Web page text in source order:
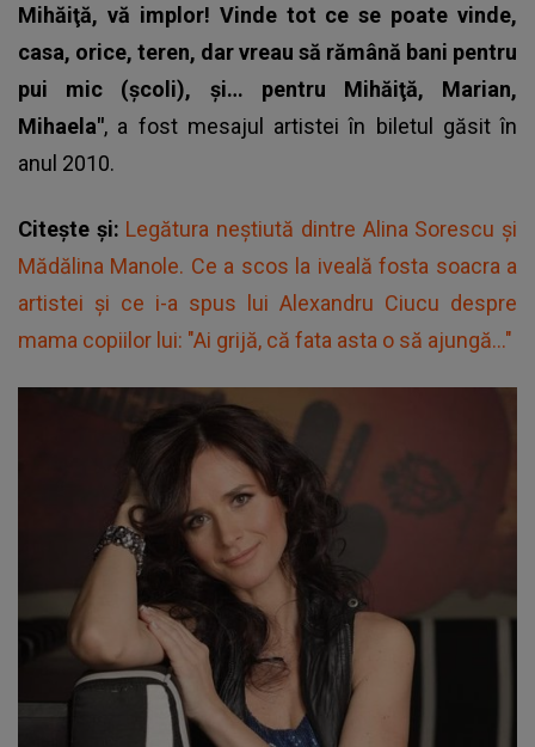
Mihăiţă, vă implor! Vinde tot ce se poate vinde,
casa, orice, teren, dar vreau să rămână bani pentru
pui mic (şcoli), şi… pentru Mihăiţă, Marian,
Mihaela", a fost mesajul artistei în biletul găsit în
anul 2010.
Citește și: Legătura neștiută dintre Alina Sorescu și
Mădălina Manole. Ce a scos la iveală fosta soacra a
artistei și ce i-a spus lui Alexandru Ciucu despre
mama copiilor lui: "Ai grijă, că fata asta o să ajungă..."